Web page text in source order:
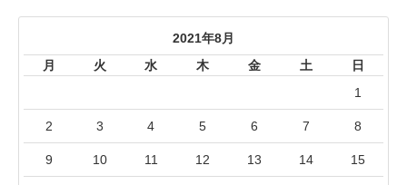
2021年8月
月
火 水 木 金 土 日
1
2 3 4 5 6 7 8
9 10 11 12 13 14 15